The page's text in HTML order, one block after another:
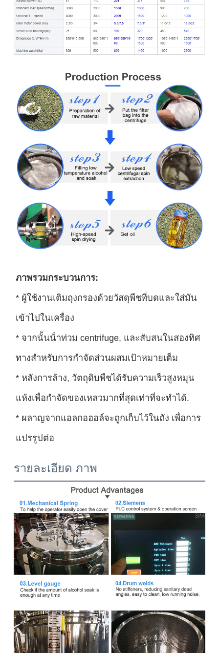
ภาพรวมกระบวนการ:
* ผู้ใช้งานเติมถุงกรองด้วยวัสดุพืชที่บดและใส่มัน
เข้าไปในเครื่อง
* จากนั้นน้ําท่วม centrifuge, และสับสนในสองทิศ
ทางสําหรับการกําจัดส่วนผสมเป้าหมายเต็ม
* หลังการล้าง, วัตถุดิบพืชได้รับความเร็วสูงหมุน
แห้งเพื่อกําจัดของเหลวมากที่สุดเท่าที่จะทําได้.
* ผลาญจากแอลกอฮอล์จะถูกเก็บไว้ในถัง เพื่อการ
แปรรูปต่อ
รายละเอียด ภาพ